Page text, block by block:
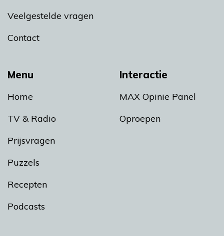
Menu
Home
TV & Radio
Prijsvragen
Puzzels
Recepten
Podcasts
Interactie
MAX Opinie Panel
Oproepen
Veelgestelde vragen
Contact